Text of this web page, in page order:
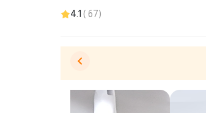
(
67
)
4.1